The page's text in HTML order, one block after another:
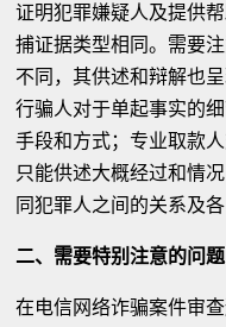
证明犯罪嫌疑人及提供
捕证据类型相同。需要
不同，其供述和辩解也
行骗人对于单起事实的
手段和方式；专业取款
只能供述大概经过和情
同犯罪人之间的关系及各
二、需要特别注意的问题
在电信网络诈骗案件审